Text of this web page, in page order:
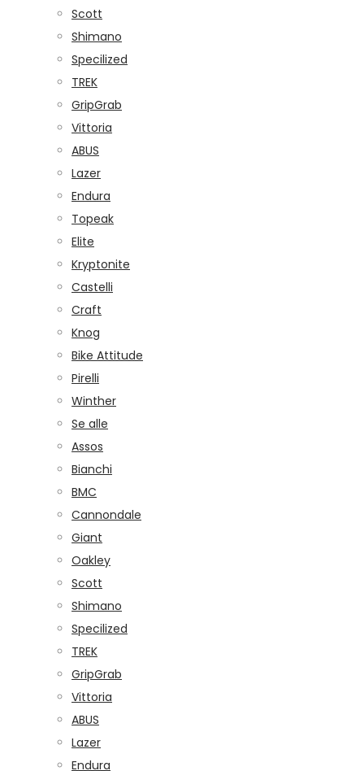
Scott
Shimano
Specilized
TREK
GripGrab
Vittoria
ABUS
Lazer
Endura
Topeak
Elite
Kryptonite
Castelli
Craft
Knog
Bike Attitude
Pirelli
Winther
Se alle
Assos
Bianchi
BMC
Cannondale
Giant
Oakley
Scott
Shimano
Specilized
TREK
GripGrab
Vittoria
ABUS
Lazer
Endura